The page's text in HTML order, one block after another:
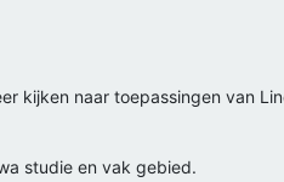
kijken naar toepassingen van
studie en vak gebied.